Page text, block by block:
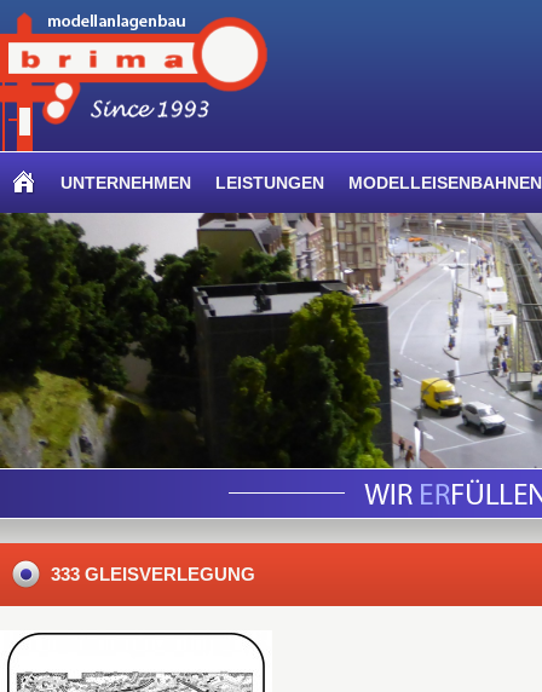
UNTERNEHMEN LEISTUNGEN MODELLEISENBAHNEN
333 GLEISVERLEGUNG